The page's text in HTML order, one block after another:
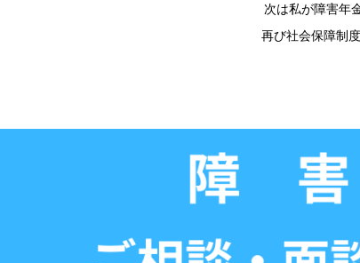
次は私が障害年
再び社会保障制